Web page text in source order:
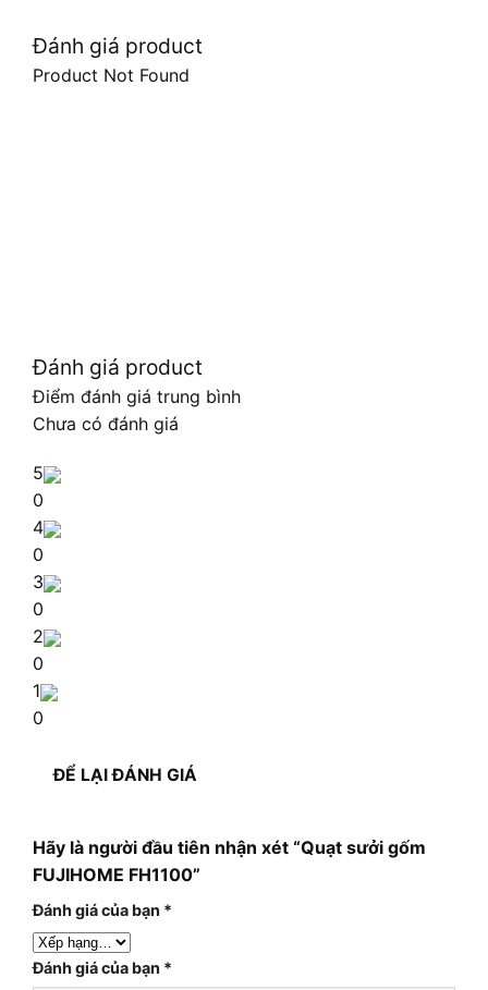
Đánh giá product
Product Not Found
Đánh giá product
Điểm đánh giá trung bình
Chưa có đánh giá
5
0
4
0
3
0
2
0
1
0
ĐỂ LẠI ĐÁNH GIÁ
Hãy là người đầu tiên nhận xét “Quạt sưởi gốm
FUJIHOME FH1100”
Đánh giá của bạn *
Đánh giá của bạn *